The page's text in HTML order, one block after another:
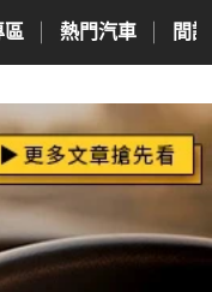
區 熱門汽車 間